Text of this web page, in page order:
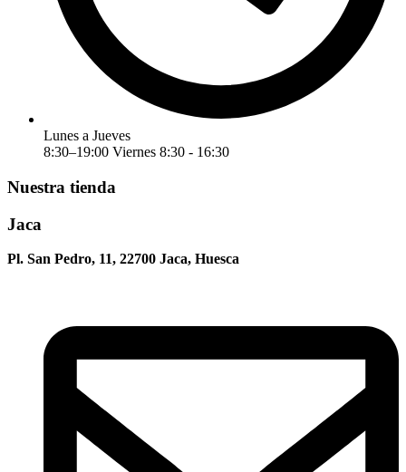
Lunes a Jueves
8:30–19:00 Viernes 8:30 - 16:30
Nuestra tienda
Jaca
Pl. San Pedro, 11, 22700 Jaca, Huesca